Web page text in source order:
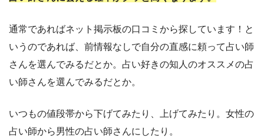
通常であればネット掲示板の口コミから探しています！と
いうのであれば、前情報なしで自分の直感に頼って占い師
さんを選んでみるだとか。占い好きの知人のオススメの占
い師さんを選んでみるだとか。
いつもの値段帯から下げてみたり、上げてみたり。女性の
占い師から男性の占い師さんにしたり。